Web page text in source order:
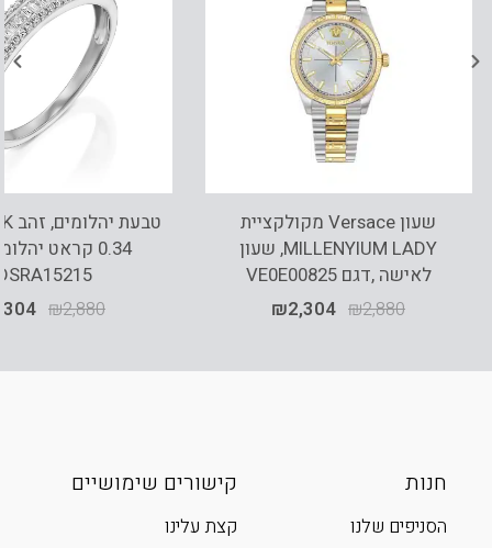
שעון Versace מקולקציית
MILLENYIUM LADY, שעון
לאישה ,דגם VE0E00825
₪2,880
₪2,304
0.34 קראט
₪2,880
חנות
הסניפים שלנו
קישורים שימושיים
קצת עלינו